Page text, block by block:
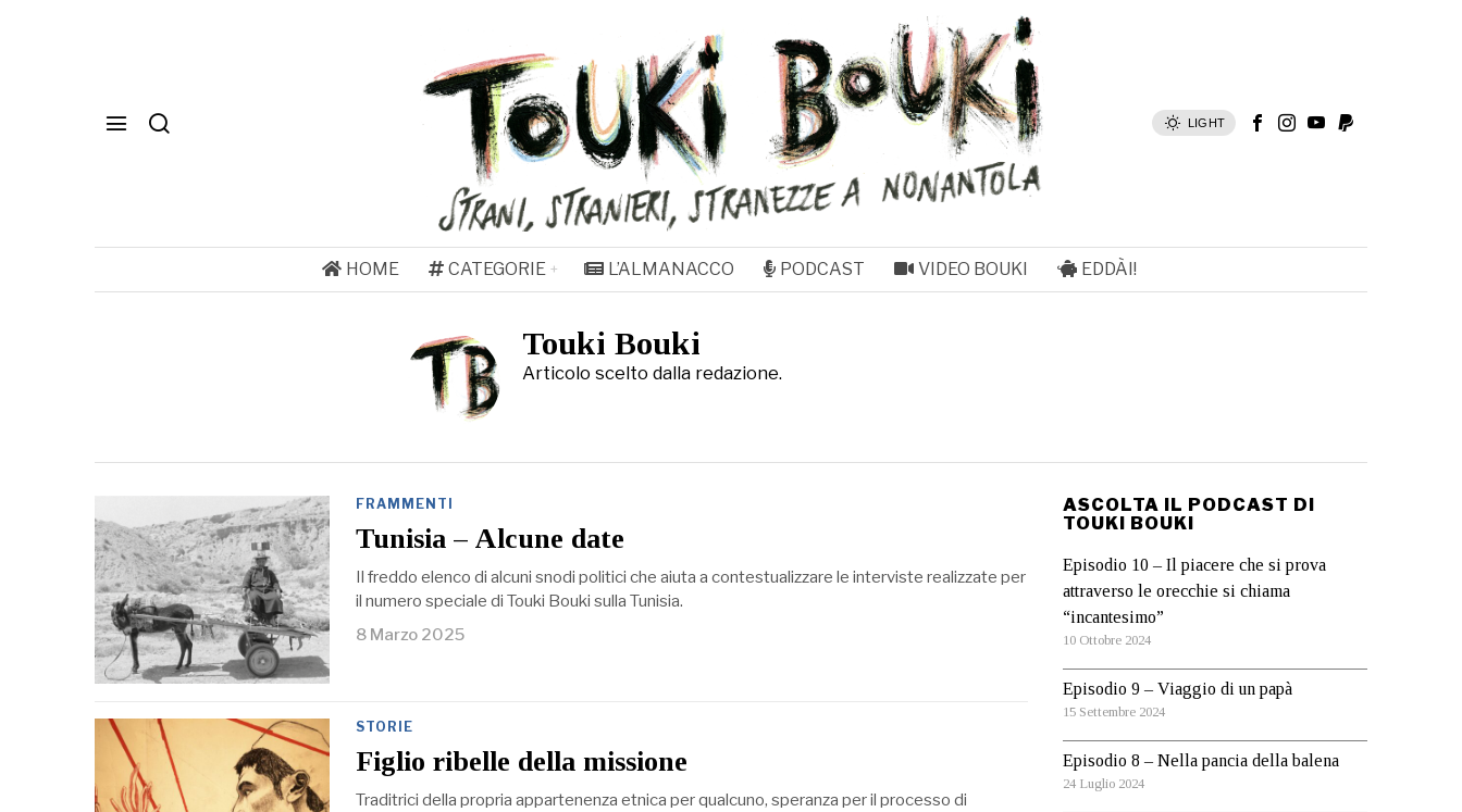
LIGHT
HOME CATEGORIE L’ALMANACCO PODCAST VIDEO BOUKI EDDÀI!
Touki Bouki
Articolo scelto dalla redazione.
FRAMMENTI
Tunisia – Alcune date
Il freddo elenco di alcuni snodi politici che aiuta a contestualizzare le interviste realizzate per
il numero speciale di Touki Bouki sulla Tunisia.
8 Marzo 2025
STORIE
Figlio ribelle della missione
Traditrici della propria appartenenza etnica per qualcuno, speranza per il processo di
ASCOLTA IL PODCAST DI
TOUKI BOUKI
Episodio 10 – Il piacere che si prova
attraverso le orecchie si chiama
“incantesimo”
10 Ottobre 2024
Episodio 9 – Viaggio di un papà
15 Settembre 2024
Episodio 8 – Nella pancia della balena
24 Luglio 2024